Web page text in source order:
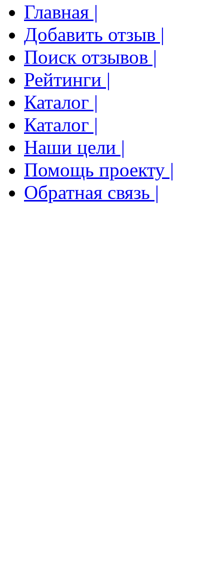
Главная |
Добавить отзыв |
Поиск отзывов |
Рейтинги |
Каталог |
Каталог |
Наши цели |
Помощь проекту |
Обратная связь |